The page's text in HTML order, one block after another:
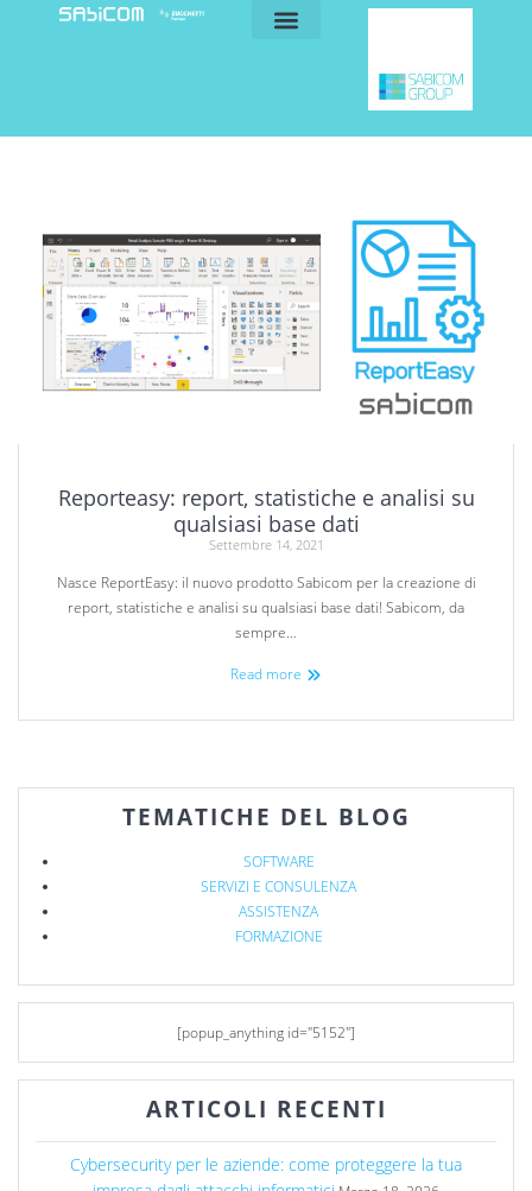
Reporteasy: report, statistiche e analisi su
qualsiasi base dati
Settembre 14, 2021
Nasce ReportEasy: il nuovo prodotto Sabicom per la creazione di
report, statistiche e analisi su qualsiasi base dati! Sabicom, da
sempre…
Read more
TEMATICHE DEL BLOG
SOFTWARE
SERVIZI E CONSULENZA
ASSISTENZA
FORMAZIONE
[popup_anything id="5152"]
ARTICOLI RECENTI
Cybersecurity per le aziende: come proteggere la tua